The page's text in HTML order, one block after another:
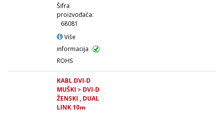
Šifra
proizvođača:
68081
Više
informacija
ROHS
KABL DVI-D
MUŠKI > DVI-D
ŽENSKI , DUAL
LINK 10m